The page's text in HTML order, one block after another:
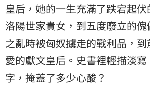
皇后 ，她的一生充滿了跌宕起
洛陽世家貴女，到五度廢立的
之亂時被匈奴擄走的戰利品，
愛的獻文皇后。史書裡輕描淡
字，掩蓋了多少心酸？